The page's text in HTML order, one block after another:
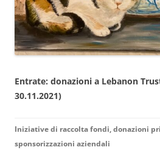
Entrate: donazioni a Lebanon
30.11.2021)
Iniziative di raccolta fondi, donazioni
sponsorizzazioni aziendali